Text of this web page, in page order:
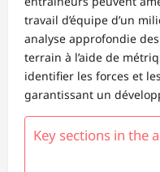
travail d’équipe d’un
analyse approfondie
terrain à l’aide de
identifier les forces et
garantissant un
Key sections in the